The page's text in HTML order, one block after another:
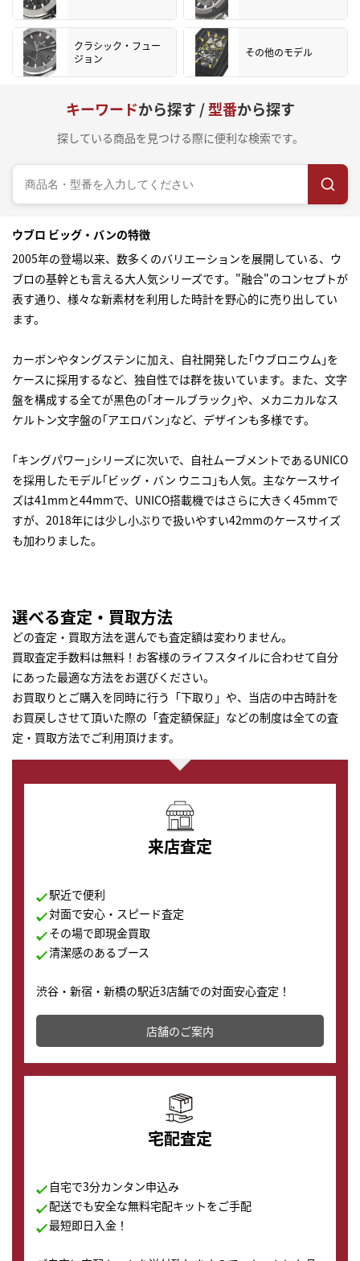
クラシック・フュー
ジョン
その他のモデル
キーワードから探す /型番から探す
探している商品を見つける際に便利な検索です。
ウブロ ビッグ・バンの特徴
2005年の登場以来、数多くのバリエーションを展開している、ウ
ブロの基幹とも言える大人気シリーズです。"融合"のコンセプトが
表す通り、様々な新素材を利用した時計を野心的に売り出してい
ます。
カーボンやタングステンに加え、自社開発した｢ウブロニウム｣を
ケースに採用するなど、独自性では群を抜いています。また、文字
盤を構成する全てが黒色の｢オールブラック｣や、メカニカルなス
ケルトン文字盤の｢アエロバン｣など、デザインも多様です。
｢キングパワー｣シリーズに次いで、自社ムーブメントであるUNICO
を採用したモデル｢ビッグ・バン ウニコ｣も人気。主なケースサイ
ズは41mmと44mmで、UNICO搭載機ではさらに大きく45mmで
すが、2018年には少し小ぶりで扱いやすい42mmのケースサイズ
も加わりました。
選べる査定・買取方法
どの査定・買取方法を選んでも査定額は変わりません。
買取査定手数料は無料！お客様のライフスタイルに合わせて自分
にあった最適な方法をお選びください。
お買取りとご購入を同時に行う「下取り」や、当店の中古時計を
お買戻しさせて頂いた際の「査定額保証」などの制度は全ての査
定・買取方法でご利用頂けます。
来店査定
駅近で便利
対面で安心・スピード査定
その場で即現金買取
清潔感のあるブース
渋谷・新宿・新橋の駅近3店舗での対面安心査定！
その場で現金買取致します。渋谷本店では、時計販売の
店舗を併設しており、下取りに出してお得に新しい時計
の購入もできます♪
店舗のご案内
宅配査定
自宅で3分カンタン申込み
配送でも安全な無料宅配キットをご手配
最短即日入金！